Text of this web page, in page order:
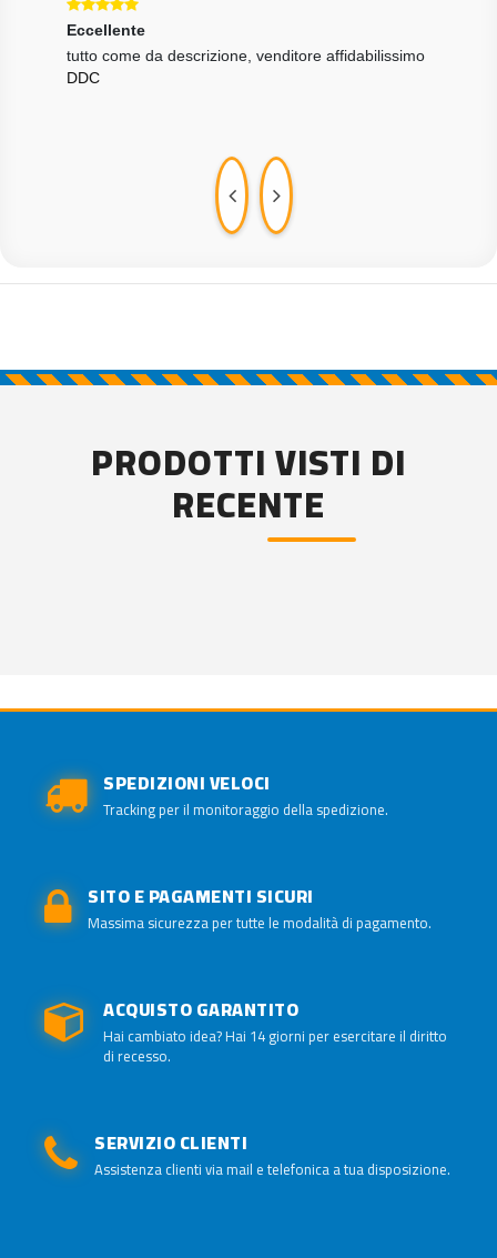
Eccellente
tutto come da descrizione, venditore affidabilissimo
DDC
PRODOTTI VISTI DI
RECENTE
SPEDIZIONI VELOCI
Tracking per il monitoraggio della spedizione.
SITO E PAGAMENTI SICURI
Massima sicurezza per tutte le modalità di pagamento.
ACQUISTO GARANTITO
Hai cambiato idea? Hai 14 giorni per esercitare il diritto
di recesso.
SERVIZIO CLIENTI
Assistenza clienti via mail e telefonica a tua disposizione.